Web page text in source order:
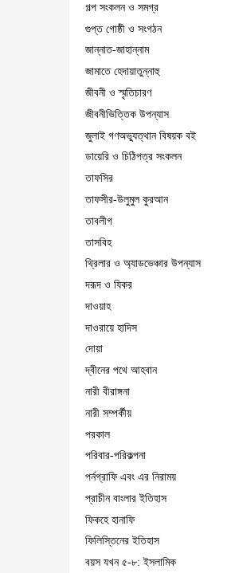
গল্প সংকলন ও সমগ্র
গুপ্ত গোষ্ঠী ও সংগঠন
জান্নাত-জাহান্নাম
জামাতে হেদায়াতুন্নাহু
জীবনী ও স্মৃতিচারণ
জীবনীভিত্তিক উপন্যাস
জুলাই গণঅভ্যুত্থান বিষয়ক বই
ডায়েরি ও চিঠিপত্র সংকলন
তাফসির
তাফসীর-উলুমুল কুরআন
তাবলীগ
তাসবিহ
থ্রিলার ও অ্যাডভেঞ্চার উপন্যাস
দরূদ ও যিকর
দাওয়াহ
দাওরায়ে হাদিস
দোয়া
দ্বীনের পথে আহবান
নারী বীরাঙ্গনা
নারী সম্পর্কীয়
পরকাল
পরিবার-পরিকল্পনা
পর্নগ্রাফি এবং এর নিরাময়
প্রাচীন বাংলার ইতিহাস
ফিকহে হানাফি
ফিলিস্তিনের ইতিহাস
বয়স যখন ৫-৮: ইসলামিক